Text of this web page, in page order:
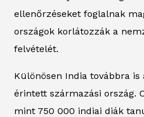
ellenőrzéseket foglalnak
országok korlátozzák a
felvételét.
Különösen India továbbra is
érintett származási ország.
mint 750 000 indiai diák